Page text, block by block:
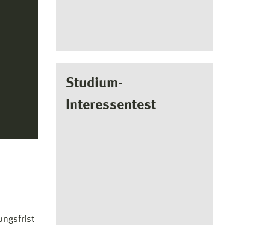
Studium-
Interessentest